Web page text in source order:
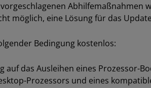
Abhilfemaßnahmen
möglich, eine Lösung für das
Bedingung kostenlos:
auf das Ausleihen eines Prozessor-
Prozessors und eines